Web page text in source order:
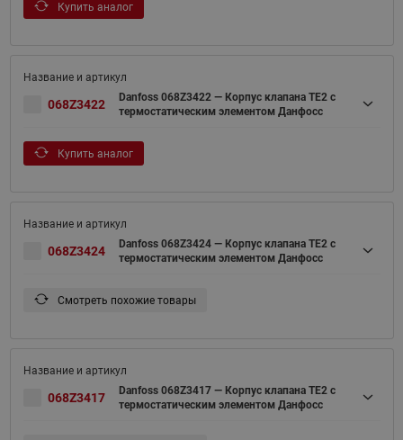
Купить аналог
068Z3422
Danfoss 068Z3422 — Корпус клапана TE2 с
термостатическим элементом Данфосс
Купить аналог
068Z3424
Danfoss 068Z3424 — Корпус клапана TE2 с
термостатическим элементом Данфосс
Смотреть похожие товары
068Z3417
Danfoss 068Z3417 — Корпус клапана TE2 с
термостатическим элементом Данфосс